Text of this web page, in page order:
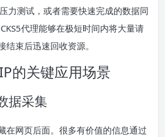
力测试，或者需要快速完成的数据同
代理能够在极短时间内将大量请
束后迅速回收资源。
的关键应用场景
据采集
在网页后面。很多有价值的信息通过